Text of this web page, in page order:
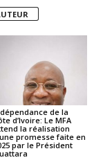
de la
d’Ivoire: Le MFA
la réalisation
promesse faite en
par le Président